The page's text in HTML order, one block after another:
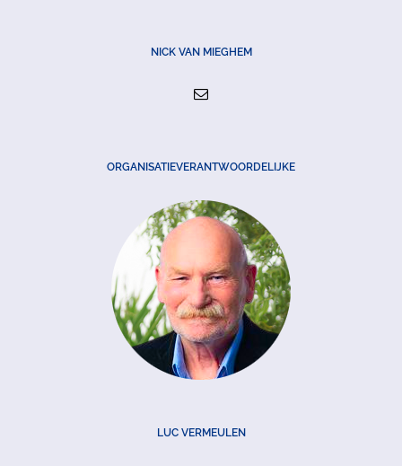
NICK VAN MIEGHEM
ORGANISATIEVERANTWOORDELIJKE
LUC VERMEULEN